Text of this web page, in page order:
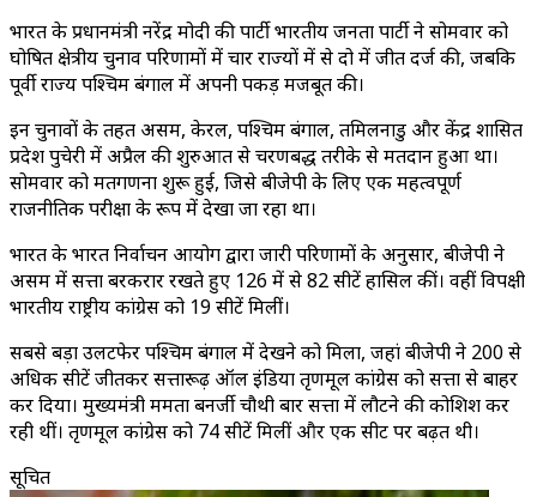
भारत के प्रधानमंत्री नरेंद्र मोदी की पार्टी भारतीय जनता पार्टी ने सोमवार को
घोषित क्षेत्रीय चुनाव परिणामों में चार राज्यों में से दो में जीत दर्ज की, जबकि
पूर्वी राज्य पश्चिम बंगाल में अपनी पकड़ मजबूत की।
इन चुनावों के तहत असम, केरल, पश्चिम बंगाल, तमिलनाडु और केंद्र शासित
प्रदेश पुदुचेरी में अप्रैल की शुरुआत से चरणबद्ध तरीके से मतदान हुआ था।
सोमवार को मतगणना शुरू हुई, जिसे बीजेपी के लिए एक महत्वपूर्ण
राजनीतिक परीक्षा के रूप में देखा जा रहा था।
भारत के भारत निर्वाचन आयोग द्वारा जारी परिणामों के अनुसार, बीजेपी ने
असम में सत्ता बरकरार रखते हुए 126 में से 82 सीटें हासिल कीं। वहीं विपक्षी
भारतीय राष्ट्रीय कांग्रेस को 19 सीटें मिलीं।
सबसे बड़ा उलटफेर पश्चिम बंगाल में देखने को मिला, जहां बीजेपी ने 200 से
अधिक सीटें जीतकर सत्तारूढ़ ऑल इंडिया तृणमूल कांग्रेस को सत्ता से बाहर
कर दिया। मुख्यमंत्री ममता बनर्जी चौथी बार सत्ता में लौटने की कोशिश कर
रही थीं। तृणमूल कांग्रेस को 74 सीटें मिलीं और एक सीट पर बढ़त थी।
सूचित